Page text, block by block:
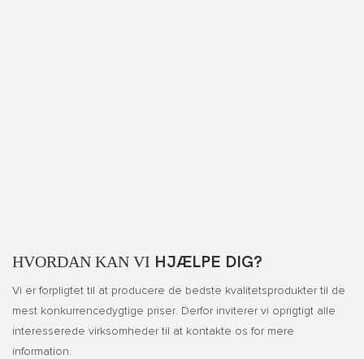
HVORDAN KAN VI HJÆLPE DIG?
Vi er forpligtet til at producere de bedste kvalitetsprodukter til de
mest konkurrencedygtige priser. Derfor inviterer vi oprigtigt alle
interesserede virksomheder til at kontakte os for mere
information.